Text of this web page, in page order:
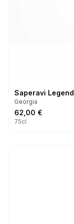
Saperavi Legend
Georgia
62,00 €
75cl